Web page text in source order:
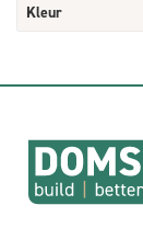
Kleur